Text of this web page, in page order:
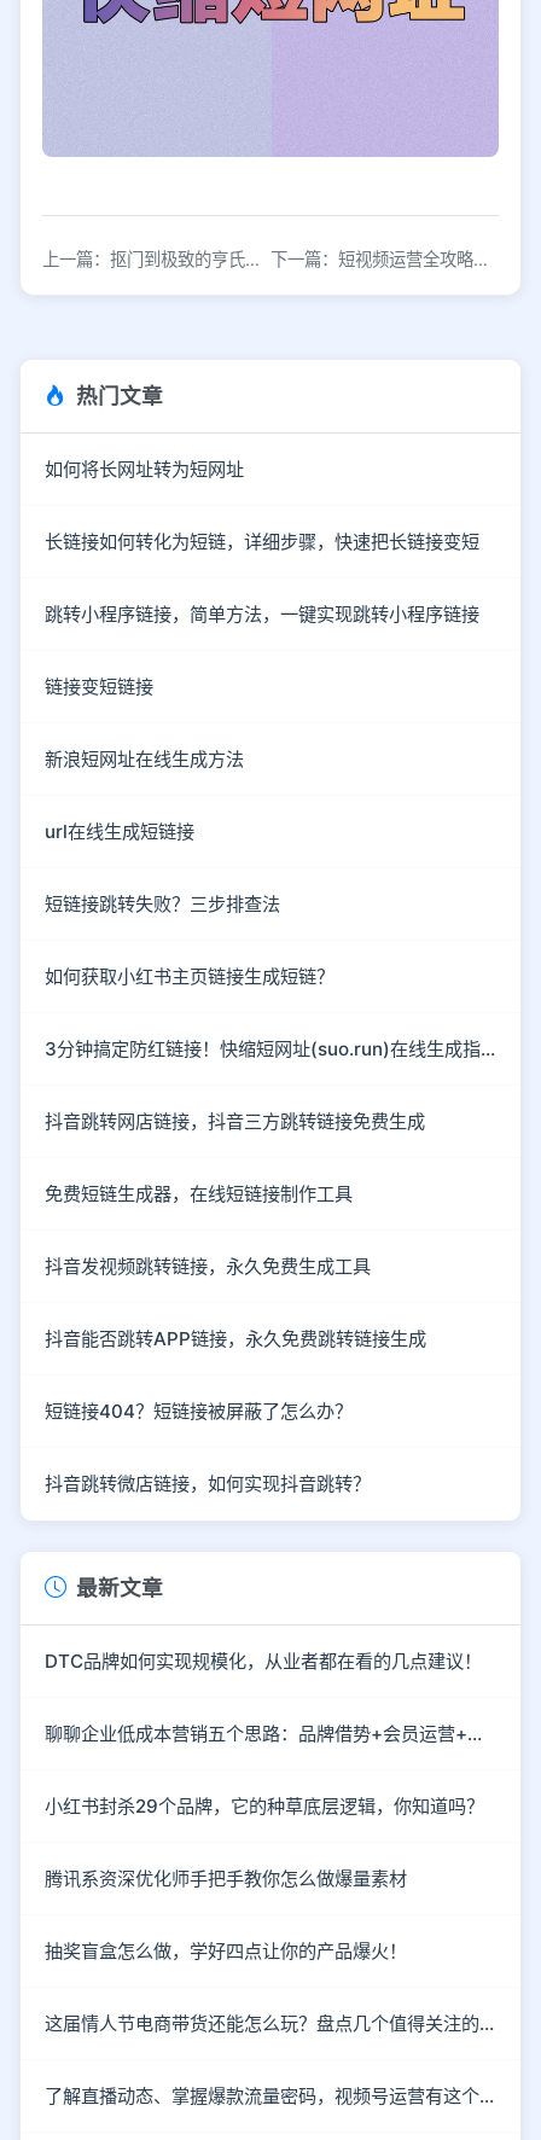
上一篇：抠门到极致的亨氏，如何把一瓶番茄酱卖火150年？ 下一篇：短视频运营全攻略，3种运营技巧，做好更容易上热门！
热门文章
如何将长网址转为短网址
长链接如何转化为短链，详细步骤，快速把长链接变短
跳转小程序链接，简单方法，一键实现跳转小程序链接
链接变短链接
新浪短网址在线生成方法
url在线生成短链接
短链接跳转失败？三步排查法
如何获取小红书主页链接生成短链？
3分钟搞定防红链接！快缩短网址(suo.run)在线生成指南
抖音跳转网店链接，抖音三方跳转链接免费生成
免费短链生成器，在线短链接制作工具
抖音发视频跳转链接，永久免费生成工具
抖音能否跳转APP链接，永久免费跳转链接生成
短链接404？短链接被屏蔽了怎么办？
抖音跳转微店链接，如何实现抖音跳转？
最新文章
DTC品牌如何实现规模化，从业者都在看的几点建议！
聊聊企业低成本营销五个思路：品牌借势+会员运营+情感营销
小红书封杀29个品牌，它的种草底层逻辑，你知道吗？
腾讯系资深优化师手把手教你怎么做爆量素材
抽奖盲盒怎么做，学好四点让你的产品爆火！
这届情人节电商带货还能怎么玩？盘点几个值得关注的新趋势
了解直播动态、掌握爆款流量密码，视频号运营有这个就够了！